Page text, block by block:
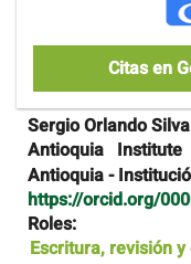
Citas en
Contenido
principal
del
artículo
Sergio Orlando
Antioquia
Antioquia -
https://orcid.org/
Roles:
Escritura, revisión